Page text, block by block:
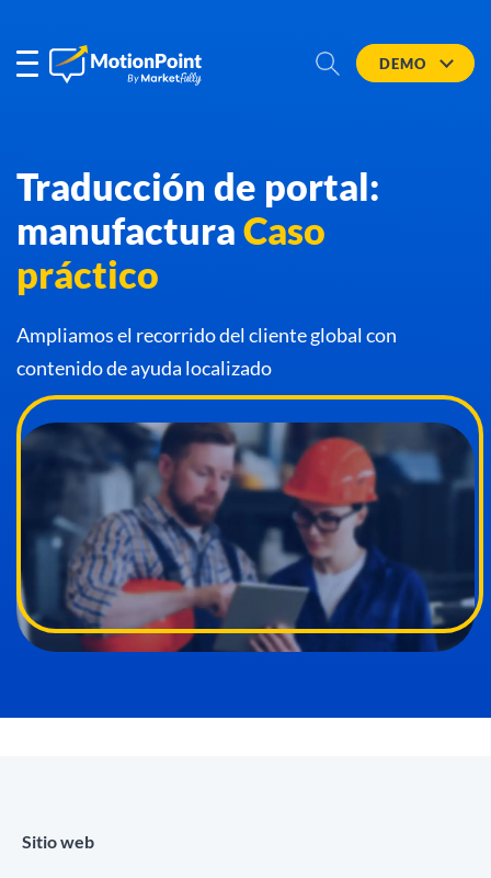
DEMO
Traducción de portal:
manufacturaCaso
práctico
Ampliamos el recorrido del cliente global con
contenido de ayuda localizado
Sitio web